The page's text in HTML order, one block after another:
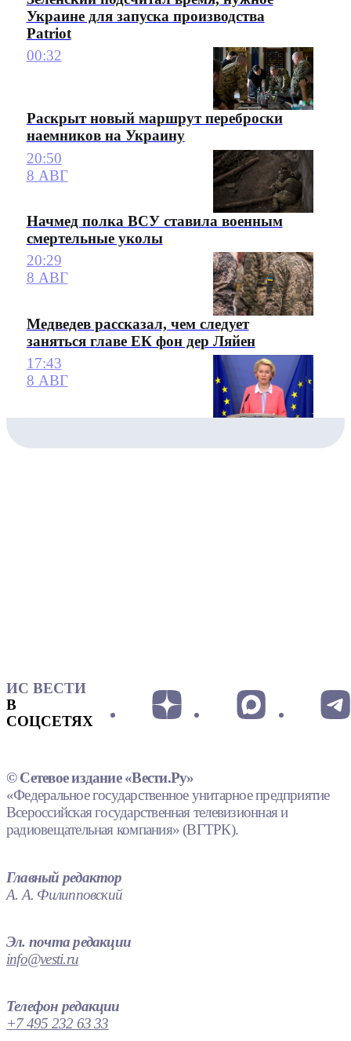
Украине для запуска производства
Patriot
00:32
Раскрыт новый маршрут переброски
наемников на Украину
20:50
8 АВГ
Начмед полка ВСУ ставила военным
смертельные уколы
20:29
8 АВГ
Медведев рассказал, чем следует
заняться главе ЕК фон дер Ляйен
17:43
8 АВГ
ИС ВЕСТИ
В
СОЦСЕТЯХ
© Сетевое издание «Вести.Ру»
«Федеральное государственное унитарное предприятие
Всероссийская государственная телевизионная и
радиовещательная компания» (ВГТРК).
Главный редактор
А. А. Филипповский
Эл. почта редакции
info@vesti.ru
Телефон редакции
+7 495 232 63 33